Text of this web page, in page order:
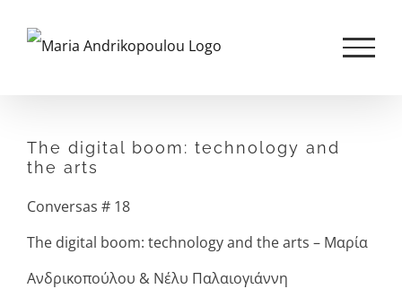
Larger
Image
The digital boom: technology and
the arts
Conversas # 18
The digital boom: technology and the arts – Μαρία
Ανδρικοπούλου & Νέλυ Παλαιογιάννη